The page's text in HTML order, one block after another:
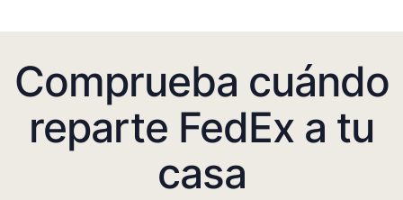
Comprueba cuándo
reparte FedEx a tu
casa